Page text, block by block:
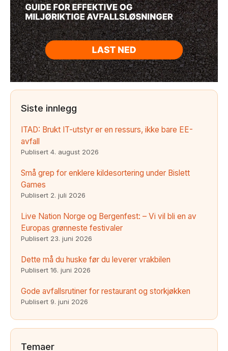
Siste innlegg
ITAD: Brukt IT-utstyr er en ressurs, ikke bare EE-
avfall
Publisert 4. august 2026
Små grep for enklere kildesortering under Bislett
Games
Publisert 2. juli 2026
Live Nation Norge og Bergenfest: – Vi vil bli en av
Europas grønneste festivaler
Publisert 23. juni 2026
Dette må du huske før du leverer vrakbilen
Publisert 16. juni 2026
Gode avfallsrutiner for restaurant og storkjøkken
Publisert 9. juni 2026
Temaer